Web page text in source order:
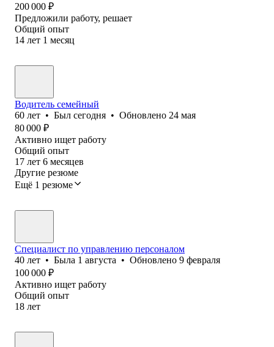
200 000 ₽
Предложили работу, решает
Общий опыт
14 лет 1 месяц
Водитель семейный
60 лет • Был сегодня • Обновлено 24 мая
80 000 ₽
Активно ищет работу
Общий опыт
17 лет 6 месяцев
Другие резюме
Ещё 1 резюме
Специалист по управлению персоналом
40 лет • Была 1 августа • Обновлено 9 февраля
100 000 ₽
Активно ищет работу
Общий опыт
18 лет